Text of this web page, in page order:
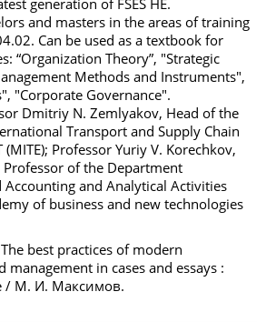
and masters in the areas of training
Can be used as a textbook for
“Organization Theory”, "Strategic
Methods and Instruments",
"Corporate Governance".
Dmitriy N. Zemlyakov, Head of the
Transport and Supply Chain
(MITE); Professor Yuriy V. Korechkov,
Professor of the Department
and Analytical Activities
of business and new technologies
best practices of modern
in cases and essays :
/ М. И. Максимов.